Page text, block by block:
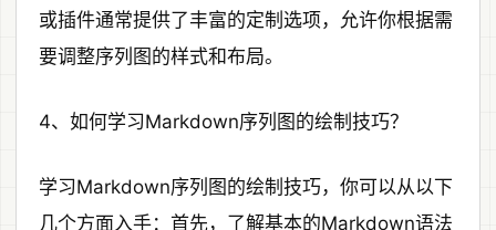
或插件通常提供了丰富的定制选项，允许你根据需
要调整序列图的样式和布局。
4、如何学习Markdown序列图的绘制技巧？
学习Markdown序列图的绘制技巧，你可以从以下
几个方面入手：首先，了解基本的Markdown语法